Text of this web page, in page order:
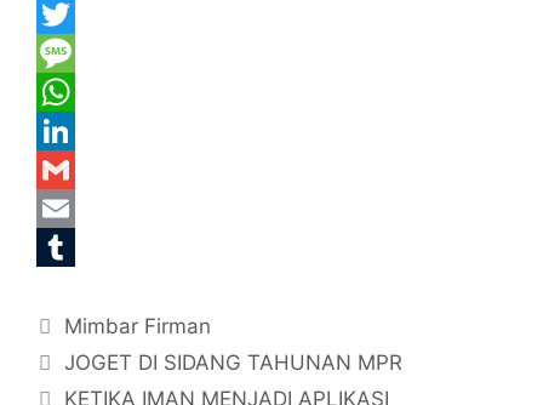
F
a
c
e
b
o
o
T
w
t
t
e
M
e
s
s
a
e
W
h
a
A
p
L
n
e
d
G
m
i
l
E
a
i
u
m
Categories
Mimbar Firman
JOGET DI SIDANG TAHUNAN MPR
KETIKA IMAN MENJADI APLIKASI